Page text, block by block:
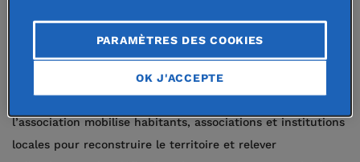
Emanuela Dalmasso, chargée de mission, ont par exemple
présenté les stratégies de coopération mises en œuvre
dans la vallée de la Roya après le passage de la tempête
Alex en 2020. Soutenue par la Fondation de France,
l’association mobilise habitants, associations et institutions
locales pour reconstruire le territoire et relever
PARAMÈTRES DES COOKIES
OK J'ACCEPTE